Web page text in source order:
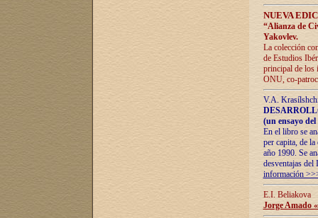
NUEVA
“Alianza de
Yakovlev.
La colección
de Estudios
principal de los
ONU, co-
V.A.
(un ensayo
En el libro se
per capita, de
año 1990. Se
desventajas
información
E.I. Beliakova
Jorge Amado